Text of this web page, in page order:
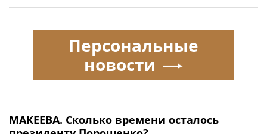
МАКЕЕВА. Сколько времени осталось
Персональные
новости